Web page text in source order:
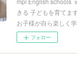
きる 子どもを育てま
お子様が自ら楽しく
フォロー